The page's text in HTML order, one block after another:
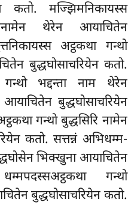
कतो. मज्झिमनिकायस्स
थेरेन आयाचितेन
अट्ठकथा गन्थो
बुद्धघोसाचरियेन कतो.
गन्थो भद्दन्ता नाम थेरेन
बुद्धघोसाचरियेन
गन्थो बुद्धसिरि नामेन
कतो. सत्तन्नं अभिधम्म-
भिक्खुना आयाचितेन
गन्थो
बुद्धघोसाचरियेन कतो.